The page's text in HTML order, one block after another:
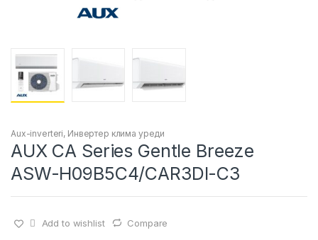
Aux-inverteri, Инвертер клима уреди
AUX CА Series Gentle Breeze
ASW-H09B5C4/CAR3DI-C3
Add to wishlist Compare